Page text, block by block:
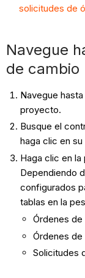
solicitudes de
Navegue
de cambio
Navegue
proyecto.
Busque el
haga clic en su
Haga clic en la
Dependiendo
configurados
tablas en la
Órdenes
Órdenes
Solicitudes